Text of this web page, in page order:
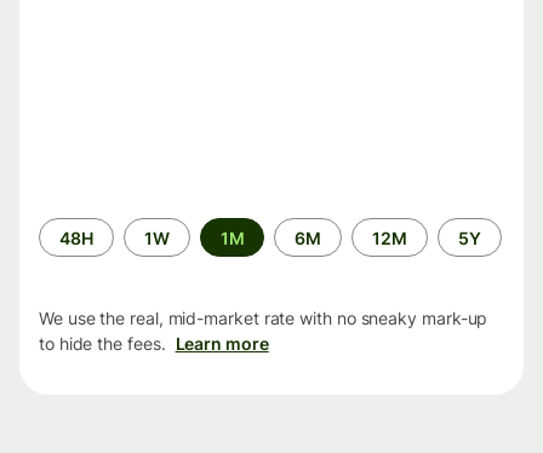
Time
period
48H 1W 1M 6M 12M 5Y
We use the real, mid-market rate with no sneaky mark-up
to hide the fees. Learn more